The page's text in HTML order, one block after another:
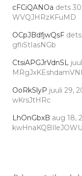
cFCiQANOa dets
WVQJHRzKFuMD
OCpJBdfjwQsF
gfliStIasNGb
CtsiAPGJrVdnSL
OoRkSlyP juuli 29,
wKrsJtHRc
LhOnGbxB aug 18,
kwHnaKQBIleJOWU